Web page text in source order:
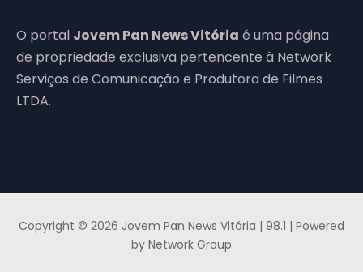
O portal Jovem Pan News Vitória é uma página
de propriedade exclusiva pertencente à Network
Serviços de Comunicação e Produtora de Filmes
LTDA.
Copyright © 2026 Jovem Pan News Vitória | 98.1 | Powered
by Network Group